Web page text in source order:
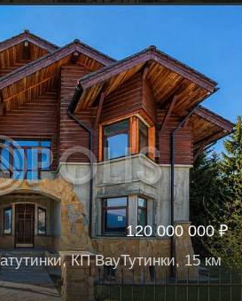
120 000 000 ₽
КП ВауТутинки, 15 км